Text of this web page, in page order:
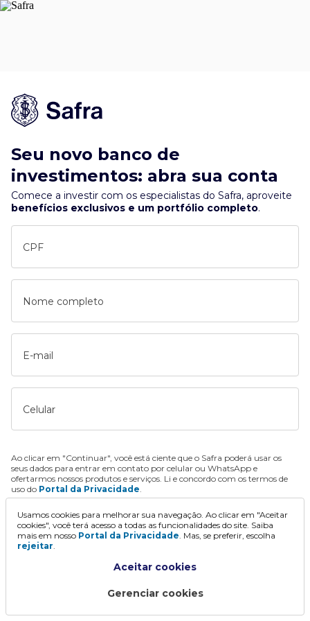
Seu novo banco de
investimentos: abra sua conta
Comece a investir com os especialistas do Safra, aproveite
benefícios exclusivos e um portfólio completo.
CPF
Nome completo
E-mail
Celular
Ao clicar em "Continuar", você está ciente que o Safra poderá usar os
seus dados para entrar em contato por celular ou WhatsApp e
ofertarmos nossos produtos e serviços. Li e concordo com os termos de
uso do Portal da Privacidade.
Continuar
Usamos cookies para melhorar sua navegação. Ao clicar em "Aceitar
cookies", você terá acesso a todas as funcionalidades do site. Saiba
mais em nosso Portal da Privacidade. Mas, se preferir, escolha
rejeitar.
Aceitar cookies
Gerenciar cookies